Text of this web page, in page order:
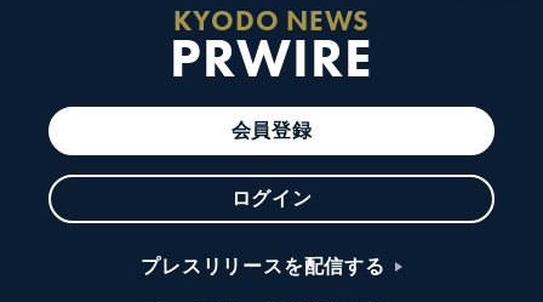
KYODO NEWS
PRWIRE
会員登録
ログイン
プレスリリースを配信する